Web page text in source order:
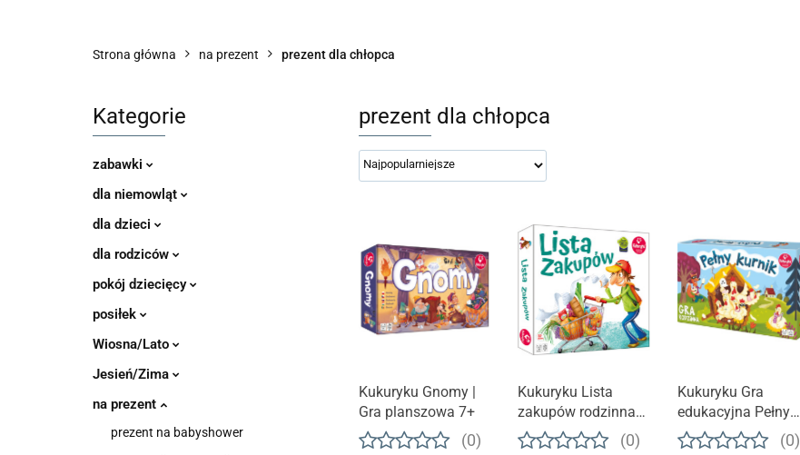
Strona główna na prezent prezent dla chłopca
Kategorie
zabawki
dla niemowląt
dla dzieci
dla rodziców
pokój dziecięcy
posiłek
Wiosna/Lato
Jesień/Zima
na prezent
prezent na babyshower
prezent dla chłopca
Kukuryku Gnomy |
Gra planszowa 7+
(0)
Kukuryku Lista
zakupów rodzinna
gra planszowa |
(0)
Kukuryku Gra
edukacyjna Pełny
Kurnik | wiek 6+
(0)